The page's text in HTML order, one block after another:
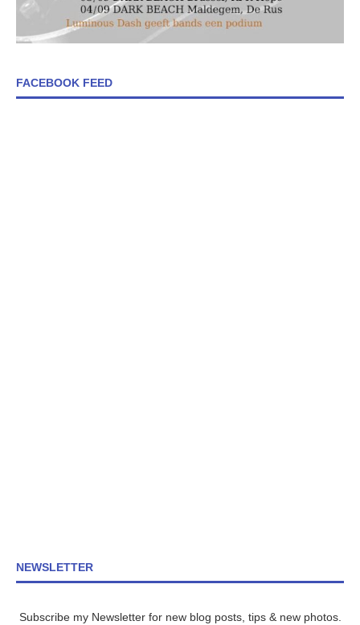
FACEBOOK FEED
NEWSLETTER
Subscribe my Newsletter for new blog posts, tips & new photos.